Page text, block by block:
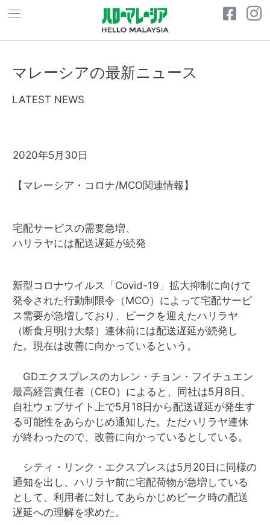
マレーシアの最新ニュース
LATEST NEWS
2020年5月30日
【マレーシア・コロナ/MCO関連情報】
宅配サービスの需要急増、
ハリラヤには配送遅延が続発
新型コロナウイルス「 Covid-19 」拡大抑制に向けて
発令された行動制限令（MCO）によって宅配サービ
ス需要が急増しており、ピークを迎えたハリラヤ
（断食月明け大祭）連休前には配送遅延が続発し
た。現在は改善に向かっているという。
GDエクスプレスのカレン・チョン・フイチュエン
最高経営責任者（CEO）によると、同社は5月 8日、
自社ウェブサイト上で5月 18日から配送遅延が発生す
る可能性をあらかじめ通知した。ただハリラヤ連休
が終わったので、改善に向かっているとしている。
シティ・リンク・エクスプレスは5月 20 日に同様の
通知を出し、ハリラヤ前に宅配荷物が急増している
として、利用者に対してあらかじめピーク時の配送
遅延への理解を求めた。